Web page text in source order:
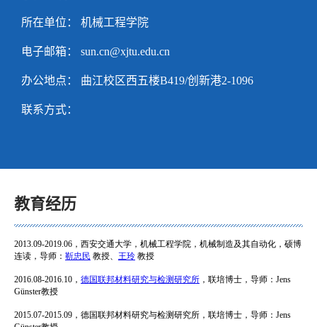
所在单位： 机械工程学院
电子邮箱： sun.cn@xjtu.edu.cn
办公地点： 曲江校区西五楼B419/创新港2-1096
联系方式：
教育经历